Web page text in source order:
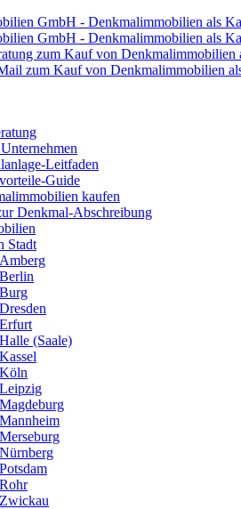
Leitfaden
Guide
kaufen
Denkmal-Abschreibung
Stadt
Amberg
Berlin
Burg
Dresden
Erfurt
Halle (Saale)
Kassel
Köln
Leipzig
Magdeburg
Mannheim
Merseburg
Nürnberg
Potsdam
Rohr
Zwickau